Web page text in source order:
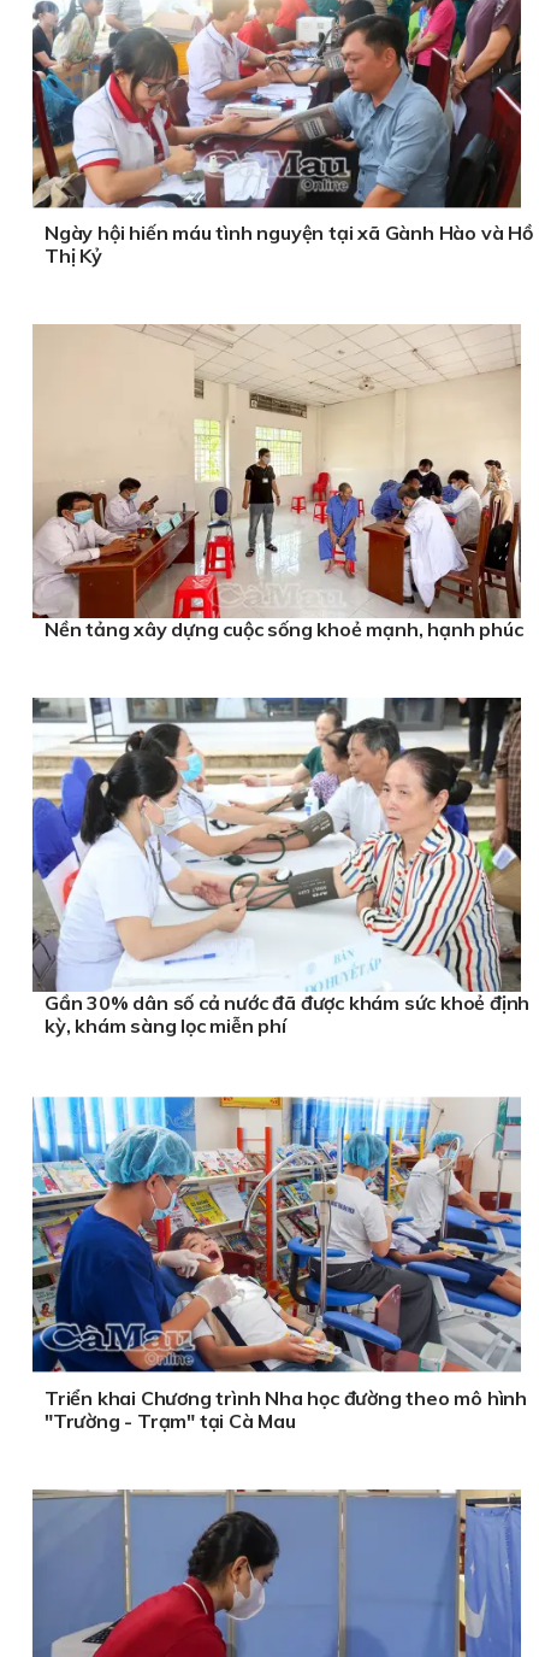
Ngày hội hiến máu tình nguyện tại xã Gành Hào và Hồ
Thị Kỷ
Nền tảng xây dựng cuộc sống khoẻ mạnh, hạnh phúc
Gần 30% dân số cả nước đã được khám sức khoẻ định
kỳ, khám sàng lọc miễn phí
Triển khai Chương trình Nha học đường theo mô hình
"Trường - Trạm" tại Cà Mau